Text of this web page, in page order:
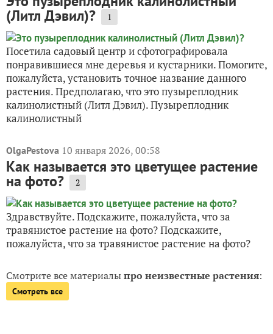
(Литл Дэвил)? 1
Посетила садовый центр и сфотографировала
понравившиеся мне деревья и кустарники. Помогите,
пожалуйста, установить точное название данного
растения. Предполагаю, что это пузыреплодник
калинолистный (Литл Дэвил). Пузыреплодник
калинолистный
OlgaPestova 10 января 2026, 00:58
Как называется это цветущее растение
на фото? 2
Здравствуйте. Подскажите, пожалуйста, что за
травянистое растение на фото? Подскажите,
пожалуйста, что за травянистое растение на фото?
Смотрите все материалыпро неизвестные растения:
Смотреть все